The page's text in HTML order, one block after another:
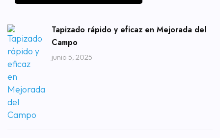
Tapizado rápido y eficaz en Mejorada del
Campo
junio 5, 2025